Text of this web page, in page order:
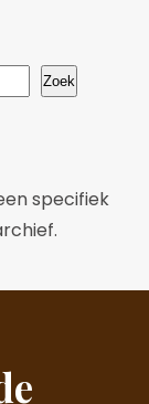
Zoek
specifiek